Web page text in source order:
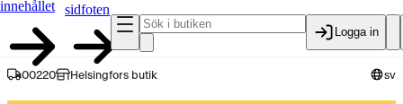
innehållet
sidfoten
Logga in
00220 Helsingfors butik sv